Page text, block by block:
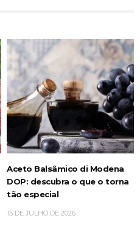
Aceto Balsâmico di Modena
DOP: descubra o que o torna
tão especial
15 DE JULHO DE 2026